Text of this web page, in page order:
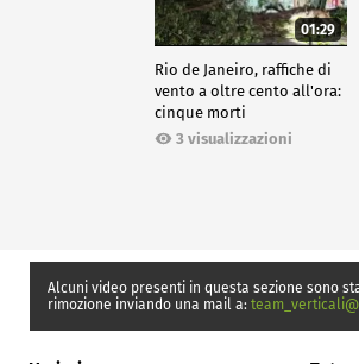
01:29
Rio de Janeiro, raffiche di
vento a oltre cento all'ora:
cinque morti
3 visualizzazioni
Alcuni video presenti in questa sezione sono
rimozione inviando una mail a: